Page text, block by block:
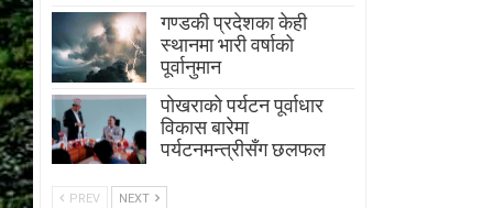
गण्डकी प्रदेशका केही
स्थानमा भारी वर्षाको
पूर्वानुमान
पाेखराकाे पर्यटन पूर्वाधार
विकास बारेमा
पर्यटनमन्त्रीसँग छलफल
PREV NEXT